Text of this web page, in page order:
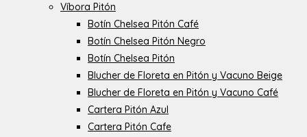
Víbora Pitón
Botín Chelsea Pitón Café
Botín Chelsea Pitón Negro
Botín Chelsea Pitón
Blucher de Floreta en Pitón y Vacuno Beige
Blucher de Floreta en Pitón y Vacuno Café
Cartera Pitón Azul
Cartera Pitón Cafe